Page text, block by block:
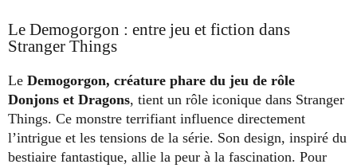
Le Demogorgon : entre jeu et fiction dans
Stranger Things
Le Demogorgon, créature phare du jeu de rôle
Donjons et Dragons, tient un rôle iconique dans Stranger
Things. Ce monstre terrifiant influence directement
l’intrigue et les tensions de la série. Son design, inspiré du
bestiaire fantastique, allie la peur à la fascination. Pour